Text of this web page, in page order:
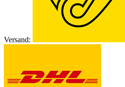
Versand: